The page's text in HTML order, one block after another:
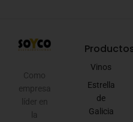
Como
empresa
líder en
la
Vinos
Estrella
de
Galicia